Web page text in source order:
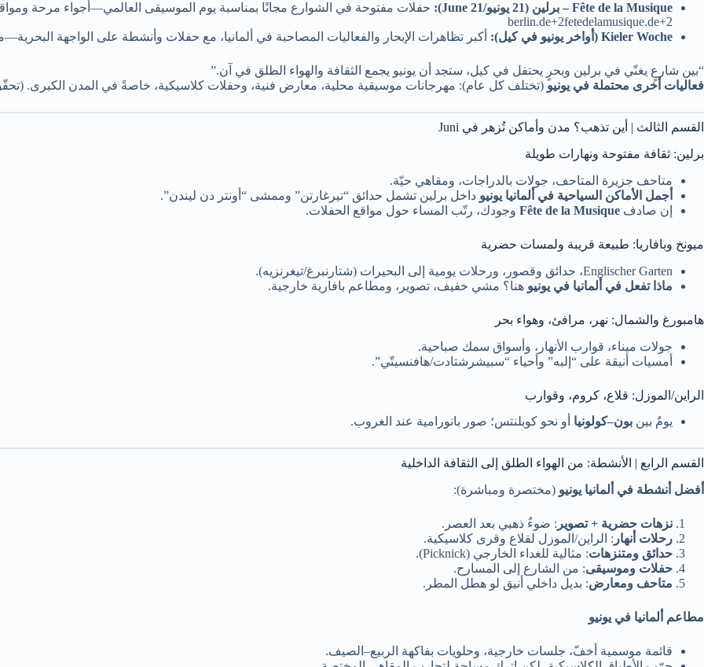
Fête de la Musique – برلين (21 يونيو/June 21):
حفلات مفتوحة في الشوارع مجانًا بمناسبة يوم الموسيقى العالمي—أجواء مرحة
berlin.de+2fetedelamusique.de+2
Kieler Woche (أواخر يونيو في كيل):
أكبر تظاهرات الإبحار والفعاليات المصاحبة في ألمانيا، مع حفلات وأنشطة على الواجهة البحرية—موعد
“بين شارعٍ يغنّي في برلين وبحرٍ يحتفل في كيل، ستجد أن يونيو يجمع الثقافة والهواء الطلق في آن.”
فعاليات أخرى محتملة في يونيو (تختلف كل عام): مهرجانات موسيقية محلية، معارض فنية، وحفلات كلاسيكية، خاصةً في المدن الكبرى. (تحقّق
القسم الثالث | أين تذهب؟ مدن وأماكن تُزهر في Juni
برلين: ثقافة مفتوحة ونهارات طويلة
متاحف جزيرة المتاحف، جولات بالدراجات، ومقاهي حيّة.
أجمل الأماكن السياحية في ألمانيا يونيو داخل برلين تشمل حدائق “تيرغارتن” وممشى “أونتر دن ليندن”.
إن صادف Fête de la Musique وجودك، رتّب المساء حول مواقع الحفلات.
ميونخ وبافاريا: طبيعة قريبة ولمسات حضرية
Englischer Garten، حدائق وقصور، ورحلات يومية إلى البحيرات (شتارنبرغ/تيغرنزيه).
ماذا تفعل في ألمانيا في يونيو هنا؟ مشي خفيف، تصوير، ومطاعم بافارية خارجية.
هامبورغ والشمال: نهر، مرافئ، وهواء بحر
جولات ميناء، قوارب الأنهار، وأسواق سمك صباحية.
أمسيات أنيقة على “إلبه” وأحياء “سبيشرشتادت/هافنسيتّي”.
الراين/الموزل: قلاع، كروم، وقوارب
يومٌ بين بون–كولونيا أو نحو كوبلنتس؛ صور بانورامية عند الغروب.
القسم الرابع | الأنشطة: من الهواء الطلق إلى الثقافة الداخلية
أفضل أنشطة في ألمانيا يونيو (مختصرة ومباشرة):
نزهات حضرية + تصوير : ضوءٌ ذهبي بعد العصر.
رحلات أنهار : الراين/الموزل لقلاع وقرى كلاسيكية.
حدائق ومتنزهات: مثالية للغداء الخارجي (Picknick).
حفلات وموسيقى: من الشارع إلى المسارح.
متاحف ومعارض: بديل داخلي أنيق لو هطل المطر.
مطاعم ألمانيا في يونيو
قائمة موسمية أخفّ، جلسات خارجية، وحلويات بفاكهة الربيع–الصيف.